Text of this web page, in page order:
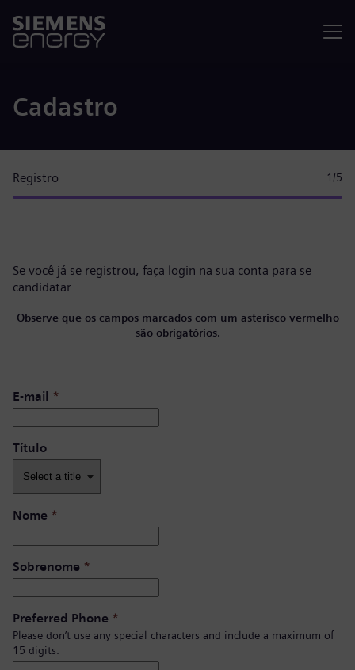
Cadastro
Registro 1 /5
Se você já se registrou, faça login na sua conta para se
candidatar.
Observe que os campos marcados com um asterisco vermelho
são obrigatórios.
E-mail *
Título
Nome *
Sobrenome *
Preferred Phone *
Please don’t use any special characters and include a maximum of
15 digits.